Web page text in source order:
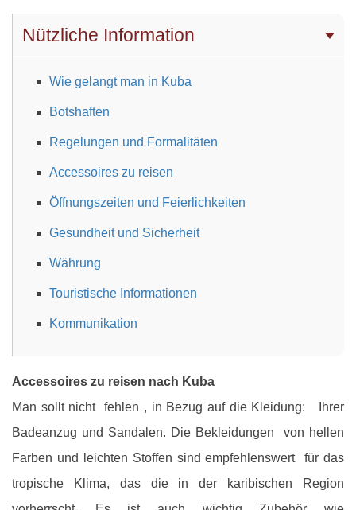
Nützliche Information
Wie gelangt man in Kuba
Botshaften
Regelungen und Formalitäten
Accessoires zu reisen
Öffnungszeiten und Feierlichkeiten
Gesundheit und Sicherheit
Währung
Touristische Informationen
Kommunikation
Accessoires zu reisen nach Kuba
Man sollt nicht fehlen , in Bezug auf die Kleidung: Ihrer
Badeanzug und Sandalen. Die Bekleidungen von hellen
Farben und leichten Stoffen sind empfehlenswert für das
tropische Klima, das die in der karibischen Region